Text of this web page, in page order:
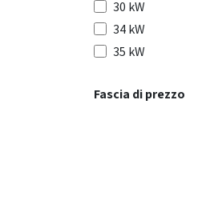
30 kW
34 kW
35 kW
Fascia di prezzo